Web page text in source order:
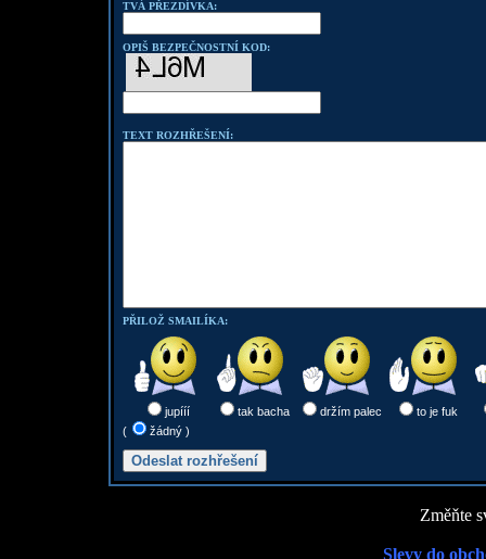
TVÁ PŘEZDÍVKA:
OPIŠ BEZPEČNOSTNÍ KOD:
TEXT ROZHŘEŠENÍ:
PŘILOŽ SMAILÍKA:
jupííí tak bacha držím palec
to je fuk
(
žádný )
Změňte
Slevy do